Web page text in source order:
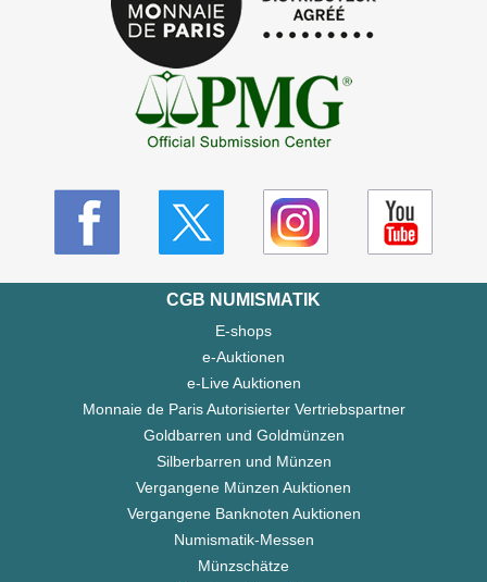
CGB NUMISMATIK
E-shops
e-Auktionen
e-Live Auktionen
Monnaie de Paris Autorisierter Vertriebspartner
Goldbarren und Goldmünzen
Silberbarren und Münzen
Vergangene Münzen Auktionen
Vergangene Banknoten Auktionen
Numismatik-Messen
Münzschätze